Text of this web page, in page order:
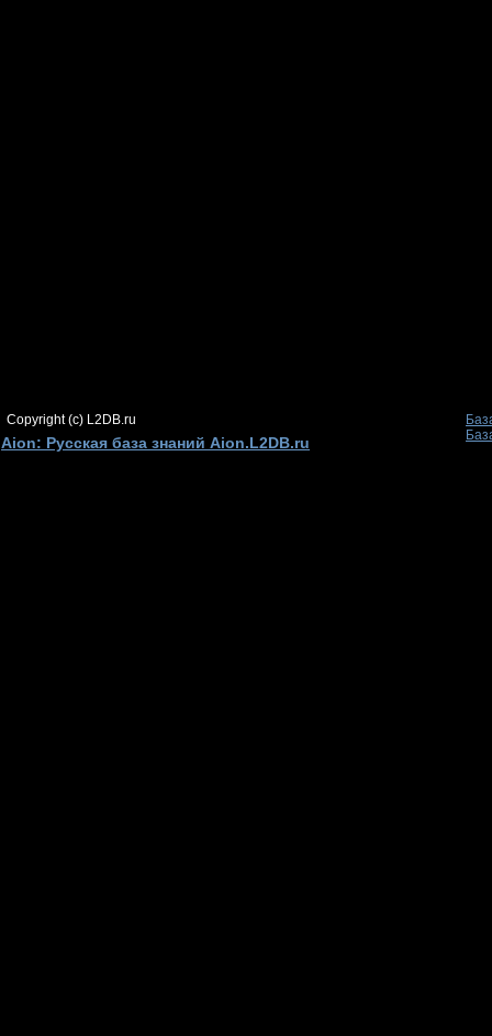
Copyright (c) L2DB.ru
Aion: Русская база знаний Aion.L2DB.ru